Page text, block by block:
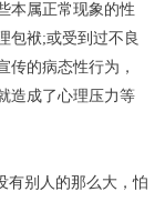
本属正常现象的性
包袱;或受到过不良
传的病态性行为，
造成了心理压力等
别人的那么大，怕